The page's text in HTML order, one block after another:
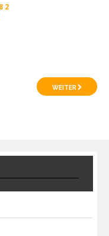
WEITER